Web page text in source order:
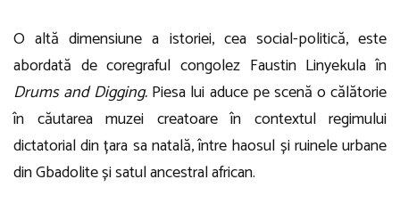
O altă dimensiune a istoriei, cea social-politică, este
abordată de coregraful congolez Faustin Linyekula în
Drums and Digging. Piesa lui aduce pe scenă o călătorie
în căutarea muzei creatoare în contextul regimului
dictatorial din țara sa natală, între haosul și ruinele urbane
din Gbadolite și satul ancestral african.